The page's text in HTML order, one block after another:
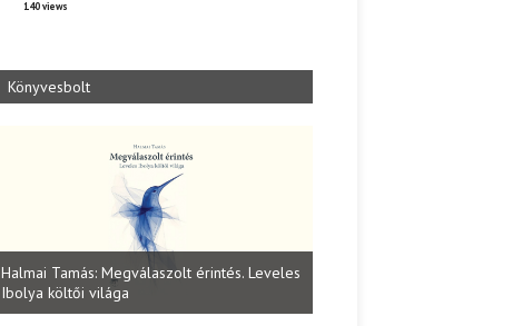
140 views
Könyvesbolt
Halmai Tamás: Megválaszolt érintés. Leveles
Ibolya költői világa